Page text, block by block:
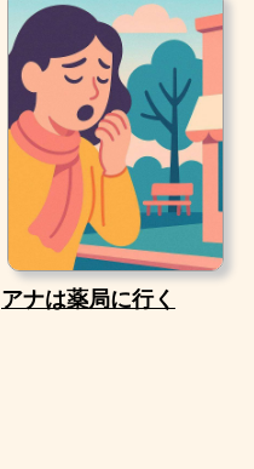
アナは薬局に行く